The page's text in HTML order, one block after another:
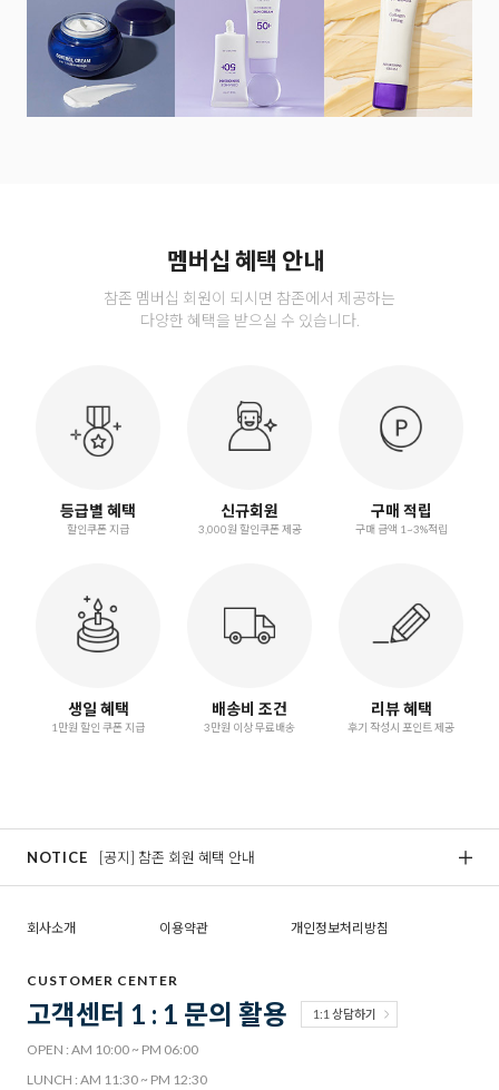
멤버십 혜택 안내
참존 멤버십 회원이 되시면 참존에서 제공하는
다양한 혜택을 받으실 수 있습니다.
등급별 혜택
할인쿠폰 지급
신규회원
3,000원 할인쿠폰 제공
구매 적립
구매 금액 1~3%적립
생일 혜택
1만원 할인 쿠폰 지급
배송비 조건
3만원 이상 무료배송
리뷰 혜택
후기 작성시 포인트 제공
NOTICE [공지] 참존 회원 혜택 안내
회사소개 이용약관 개인정보처리방침
CUSTOMER CENTER
고객센터 1 : 1 문의 활용 1:1 상담하기
OPEN : AM 10:00 ~ PM 06:00
LUNCH : AM 11:30 ~ PM 12:30